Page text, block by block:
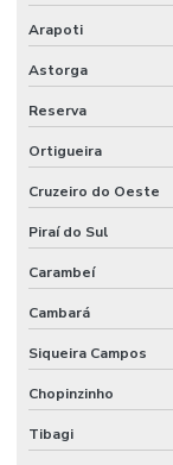
Arapoti
Astorga
Reserva
Ortigueira
Cruzeiro do Oeste
Piraí do Sul
Carambeí
Cambará
Siqueira Campos
Chopinzinho
Tibagi